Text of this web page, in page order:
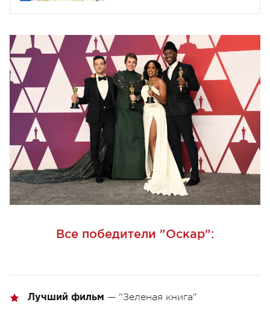
Все победители "Оскар":
Лучший фильм — "Зеленая книга"